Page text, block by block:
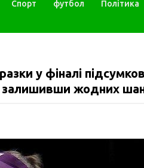
Спорт футбол Політика
у фіналі
залишивши жодних